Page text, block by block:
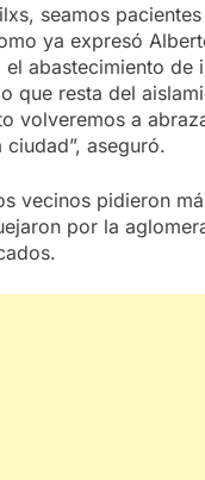
seamos
ya expresó
abastecimiento de
que resta del
volveremos a
aseguró.
vecinos pidieron
por la